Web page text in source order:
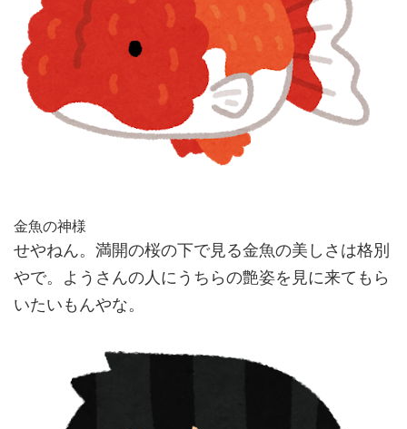
金魚の神様
せやねん。満開の桜の下で見る金魚の美しさは格別
やで。ようさんの人にうちらの艶姿を見に来てもら
いたいもんやな。